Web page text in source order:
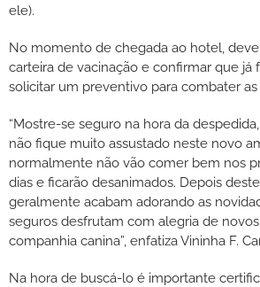
ele).
No momento de chegada ao hotel,
carteira de vacinação e confirmar que já
solicitar um preventivo para combater
“Mostre-se seguro na hora da
não fique muito assustado neste novo
normalmente não vão comer bem nos
dias e ficarão desanimados. Depois
geralmente acabam adorando as
seguros desfrutam com alegria de
companhia canina”, enfatiza Vininha F.
Na hora de buscá-lo é importante